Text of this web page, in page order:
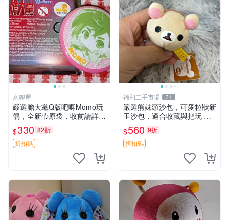
水狸屋
嚴選膽大黨Q版吧唧Momo玩
偶，全新帶原袋，收前請詳讀
收物須知。非偏遠地區同城可
取。 膽大黨 Q版 陳冠希 妙Q
玩偶
$330 82折
折扣碼
福和二手市場 31
嚴選熊妹頭沙包，可愛粒狀新
玉沙包，適合收藏與把玩 熊
妹 沙包 玉石
$560 9折
折扣碼